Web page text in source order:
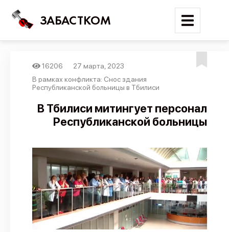
ЗАБАСТКОМ
Войти
Поиск
Новости
Трудовые конфликты
Отчеты
Предложить публикацию
Справочник
API
16206
27 марта, 2023
В рамках конфликта: Снос здания
Республиканской больницы в Тбилиси
В Тбилиси митингует персонал
Республиканской больницы